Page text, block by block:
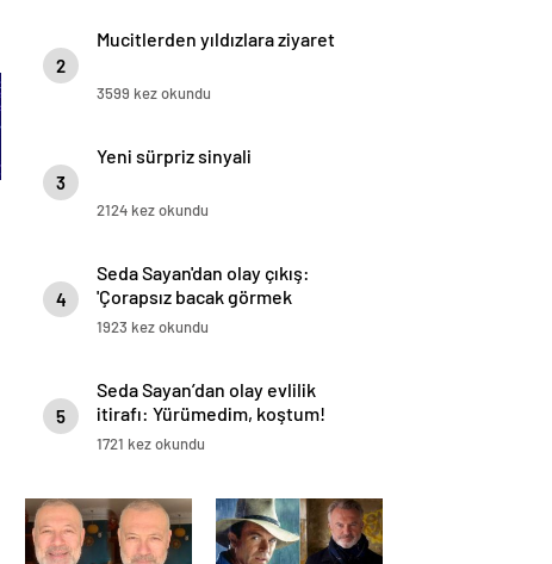
2
Mucitlerden yıldızlara ziyaret
3599 kez okundu
3
Yeni sürpriz sinyali
2124 kez okundu
4
Seda Sayan'dan olay çıkış:
'Çorapsız bacak görmek
istemiyorum’
1923 kez okundu
5
Seda Sayan’dan olay evlilik
itirafı: Yürümedim, koştum!
1721 kez okundu